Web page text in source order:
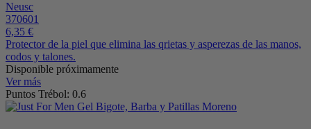
Neusc
370601
6,35 €
Protector de la piel que elimina las qrietas y asperezas de las manos,
codos y talones.
Disponible próximamente
Ver más
Puntos Trébol: 0.6